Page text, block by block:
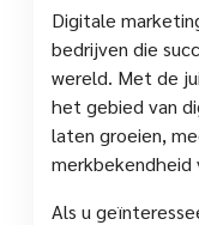
Digitale
bedrijven die
wereld. Met de
het gebied van
laten groeien,
merkbekendheid
Als u